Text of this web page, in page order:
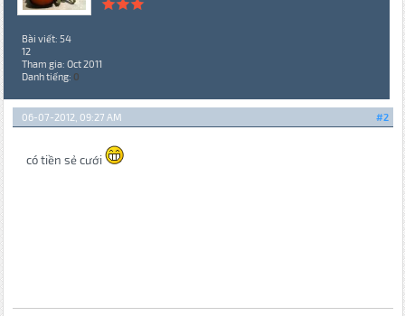
Bài viết: 54
12
Tham gia: Oct 2011
Danh tiếng: 0
#2
06-07-2012, 09:27 AM
có tiền sẻ cưới